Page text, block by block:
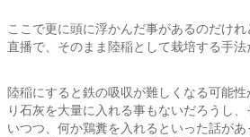
ここで更に頭に浮かんだ事があるのだけ
直播で、そのまま陸稲として栽培する手法
陸稲にすると鉄の吸収が難しくなる可能
り石灰を大量に入れる事もないだろうし
いつつ、何か鶏糞を入れるといった話があ